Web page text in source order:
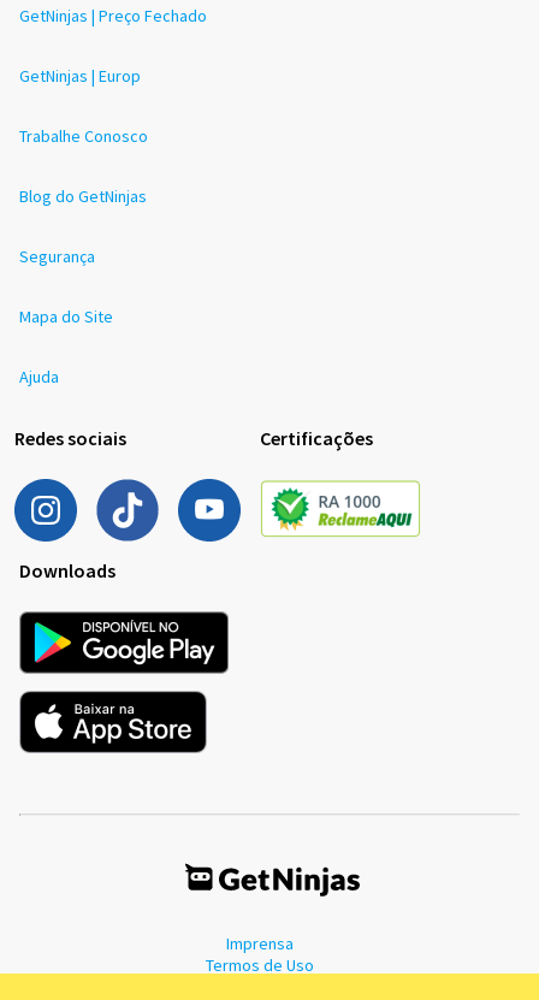
GetNinjas | Preço Fechado
GetNinjas | Europ
Trabalhe Conosco
Blog do GetNinjas
Segurança
Mapa do Site
Ajuda
Redes sociais Certificações
Downloads
Imprensa
Termos de Uso